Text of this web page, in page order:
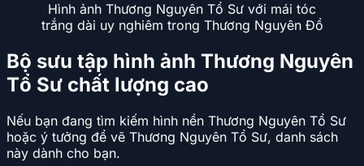
Hình ảnh Thương Nguyên Tổ Sư với mái tóc
trắng dài uy nghiêm trong Thương Nguyên Đồ
Bộ sưu tập hình ảnh Thương Nguyên
Tổ Sư chất lượng cao
Nếu bạn đang tìm kiếm hình nền Thương Nguyên Tổ Sư
hoặc ý tưởng để vẽ Thương Nguyên Tổ Sư, danh sách
này dành cho bạn.